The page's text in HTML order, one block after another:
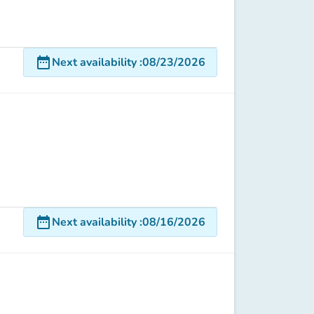
date_rangeNext availability:08/23/2026
date_rangeNext availability:08/16/2026